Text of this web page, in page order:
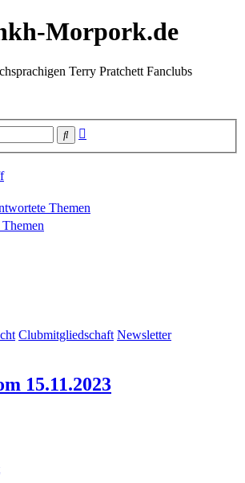
Morpork.de
Terry Pratchett Fanclubs
Suche
Themen
Clubmitgliedschaft Newsletter
15.11.2023